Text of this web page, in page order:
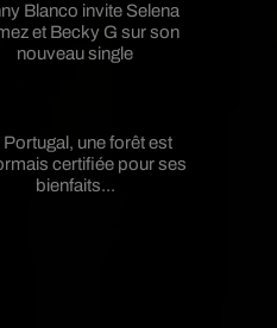
Blanco invite Selena
et Becky G sur son
nouveau single
Portugal, une forêt est
certifiée pour ses
bienfaits...